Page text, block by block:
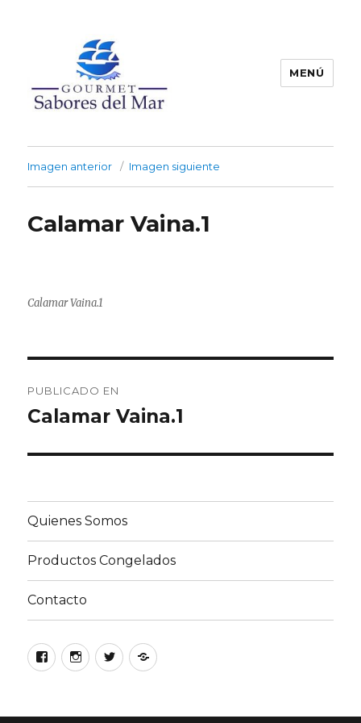
MENÚ
Imagen anterior Imagen siguiente
Calamar Vaina.1
Calamar Vaina.1
de
PUBLICADO EN
Calamar Vaina.1
Quienes Somos
Productos Congelados
Contacto
FacebookInstagram
TwitterGoogle